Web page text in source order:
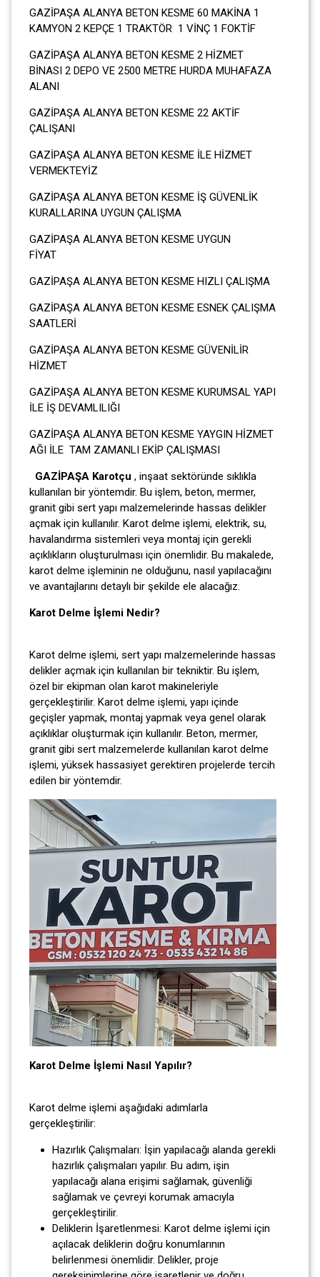
GAZİPAŞA ALANYA BETON KESME 60 MAKİNA 1
KAMYON 2 KEPÇE 1 TRAKTÖR 1 VİNÇ 1 FOKTİF
GAZİPAŞA ALANYA BETON KESME 2 HİZMET
BİNASI 2 DEPO VE 2500 METRE HURDA MUHAFAZA
ALANI
GAZİPAŞA ALANYA BETON KESME 22 AKTİF
ÇALIŞANI
GAZİPAŞA ALANYA BETON KESME İLE HİZMET
VERMEKTEYİZ
GAZİPAŞA ALANYA BETON KESME İŞ GÜVENLİK
KURALLARINA UYGUN ÇALIŞMA
GAZİPAŞA ALANYA BETON KESME UYGUN
FİYAT
GAZİPAŞA ALANYA BETON KESME HIZLI ÇALIŞMA
GAZİPAŞA ALANYA BETON KESME ESNEK ÇALIŞMA
SAATLERİ
GAZİPAŞA ALANYA BETON KESME GÜVENİLİR
HİZMET
GAZİPAŞA ALANYA BETON KESME KURUMSAL YAPI
İLE İŞ DEVAMLILIĞI
GAZİPAŞA ALANYA BETON KESME YAYGIN HİZMET
AĞI İLE TAM ZAMANLI EKİP ÇALIŞMASI
GAZİPAŞA Karotçu , inşaat sektöründe sıklıkla
kullanılan bir yöntemdir. Bu işlem, beton, mermer,
granit gibi sert yapı malzemelerinde hassas delikler
açmak için kullanılır. Karot delme işlemi, elektrik, su,
havalandırma sistemleri veya montaj için gerekli
açıklıkların oluşturulması için önemlidir. Bu makalede,
karot delme işleminin ne olduğunu, nasıl yapılacağını
ve avantajlarını detaylı bir şekilde ele alacağız.
Karot Delme İşlemi Nedir?
Karot delme işlemi, sert yapı malzemelerinde hassas
delikler açmak için kullanılan bir tekniktir. Bu işlem,
özel bir ekipman olan karot makineleriyle
gerçekleştirilir. Karot delme işlemi, yapı içinde
geçişler yapmak, montaj yapmak veya genel olarak
açıklıklar oluşturmak için kullanılır. Beton, mermer,
granit gibi sert malzemelerde kullanılan karot delme
işlemi, yüksek hassasiyet gerektiren projelerde tercih
edilen bir yöntemdir.
Karot Delme İşlemi Nasıl Yapılır?
Karot delme işlemi aşağıdaki adımlarla
gerçekleştirilir:
Hazırlık Çalışmaları: İşin yapılacağı alanda gerekli
hazırlık çalışmaları yapılır. Bu adım, işin
yapılacağı alana erişimi sağlamak, güvenliği
sağlamak ve çevreyi korumak amacıyla
gerçekleştirilir.
Deliklerin İşaretlenmesi: Karot delme işlemi için
açılacak deliklerin doğru konumlarının
belirlenmesi önemlidir. Delikler, proje